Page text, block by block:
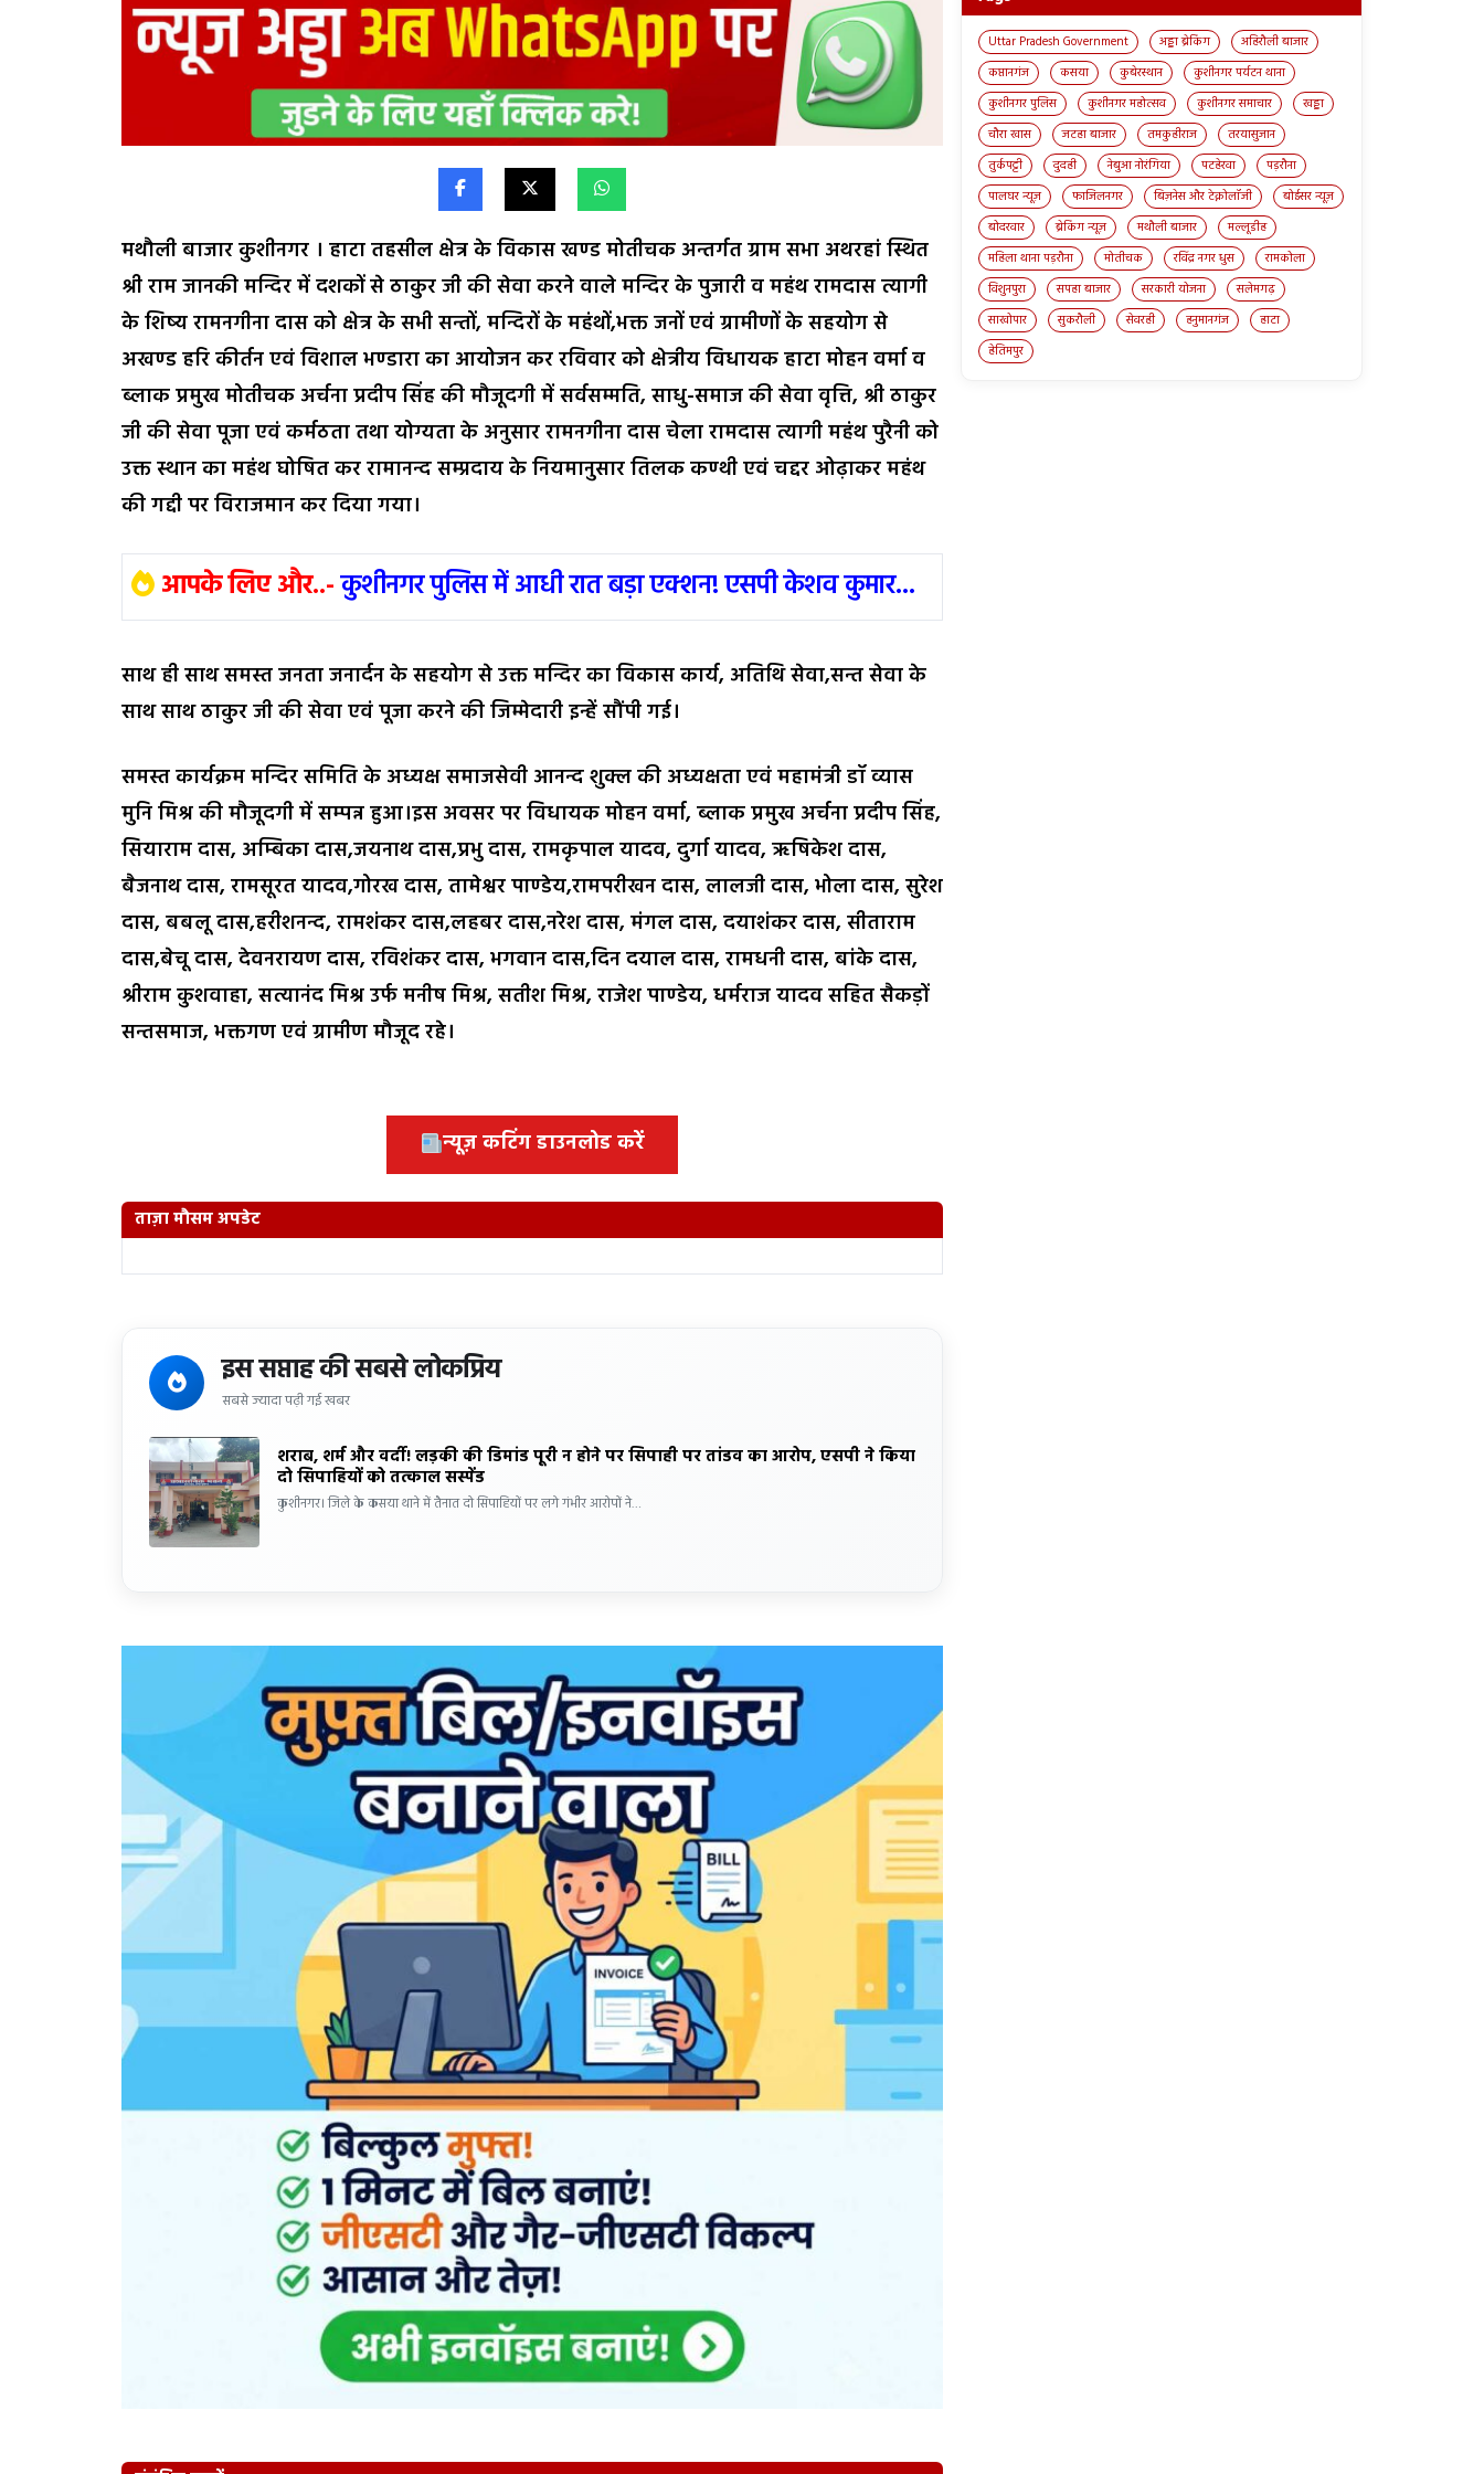
मथौली बाजार कुशीनगर । हाटा तहसील क्षेत्र के विकास खण्ड मोतीचक अन्तर्गत ग्राम सभा अथरहां स्थित
श्री राम जानकी मन्दिर में दशकों से ठाकुर जी की सेवा करने वाले मन्दिर के पुजारी व महंथ रामदास त्यागी
के शिष्य रामनगीना दास को क्षेत्र के सभी सन्तों, मन्दिरों के महंथों,भक्त जनों एवं ग्रामीणों के सहयोग से
अखण्ड हरि कीर्तन एवं विशाल भण्डारा का आयोजन कर रविवार को क्षेत्रीय विधायक हाटा मोहन वर्मा व
ब्लाक प्रमुख मोतीचक अर्चना प्रदीप सिंह की मौजूदगी में सर्वसम्मति, साधु-समाज की सेवा वृत्ति, श्री ठाकुर
जी की सेवा पूजा एवं कर्मठता तथा योग्यता के अनुसार रामनगीना दास चेला रामदास त्यागी महंथ पुरैनी को
उक्त स्थान का महंथ घोषित कर रामानन्द सम्प्रदाय के नियमानुसार तिलक कण्ठी एवं चद्दर ओढ़ाकर महंथ
की गद्दी पर विराजमान कर दिया गया।
आपके लिए और..-कुशीनगर पुलिस में आधी रात बड़ा एक्शन! एसपी केशव कुमार...
साथ ही साथ समस्त जनता जनार्दन के सहयोग से उक्त मन्दिर का विकास कार्य, अतिथि सेवा,सन्त सेवा के
साथ साथ ठाकुर जी की सेवा एवं पूजा करने की जिम्मेदारी इन्हें सौंपी गई।
समस्त कार्यक्रम मन्दिर समिति के अध्यक्ष समाजसेवी आनन्द शुक्ल की अध्यक्षता एवं महामंत्री डॉ व्यास
मुनि मिश्र की मौजूदगी में सम्पन्न हुआ।इस अवसर पर विधायक मोहन वर्मा, ब्लाक प्रमुख अर्चना प्रदीप सिंह,
सियाराम दास, अम्बिका दास,जयनाथ दास,प्रभु दास, रामकृपाल यादव, दुर्गा यादव, ऋषिकेश दास,
बैजनाथ दास, रामसूरत यादव,गोरख दास, तामेश्वर पाण्डेय,रामपरीखन दास, लालजी दास, भोला दास, सुरेश
दास, बबलू दास,हरीशनन्द, रामशंकर दास,लहबर दास,नरेश दास, मंगल दास, दयाशंकर दास, सीताराम
दास,बेचू दास, देवनरायण दास, रविशंकर दास, भगवान दास,दिन दयाल दास, रामधनी दास, बांके दास,
श्रीराम कुशवाहा, सत्यानंद मिश्र उर्फ मनीष मिश्र, सतीश मिश्र, राजेश पाण्डेय, धर्मराज यादव सहित सैकड़ों
सन्तसमाज, भक्तगण एवं ग्रामीण मौजूद रहे।
न्यूज़ कटिंग डाउनलोड करें
ताज़ा मौसम अपडेट
इस सप्ताह की सबसे लोकप्रिय
सबसे ज्यादा पढ़ी गई खबर
शराब, शर्म और वर्दी! लड़की की डिमांड पूरी न होने पर सिपाही पर तांडव का आरोप, एसपी ने किया
दो सिपाहियों को तत्काल सस्पेंड
कुशीनगर। जिले के कसया थाने में तैनात दो सिपाहियों पर लगे गंभीर आरोपों ने…
Uttar Pradesh Government अड्डा ब्रेकिंग
अहिरौली बाजार
कप्तानगंज
कसया कुबेरस्थान
कुशीनगर पर्यटन थाना
कुशीनगर पुलिस
कुशीनगर महोत्सव कुशीनगर समाचार
खड्डा
चौरा खास
जटहा बाजार तमकुहीराज
तरयासुजान
तुर्कपट्टी
दुदही नेबुआ नोरंगिया पटहेरवा
पड़रौना
पालघर न्यूज़
फाजिलनगर बिज़नेस और टेक्नोलॉजी
बोईसर न्यूज़
बोदरवार
ब्रेकिंग न्यूज़ मथौली बाजार
मल्लूडीह
महिला थाना पड़रौना
मोतीचक रविंद्र नगर धुस
रामकोला
विशुनपुरा
सपहा बाजार सरकारी योजना
सलेमगढ़
साखोपार
सुकरौली सेवरही हनुमानगंज
हाटा
हेतिमपुर